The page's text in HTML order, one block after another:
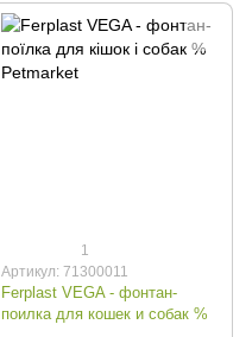
1
Артикул: 71300011
Ferplast VEGA - фонтан-
поилка для кошек и собак %